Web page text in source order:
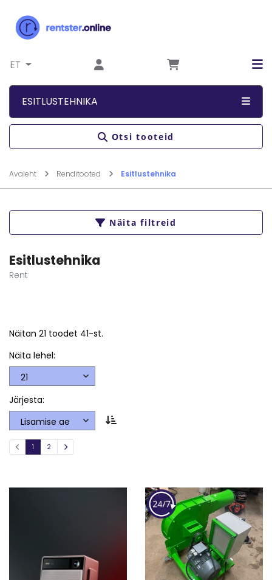
ET
ESITLUSTEHNIKA
Otsi tooteid
Avaleht Renditooted Esitlustehnika
Näita filtreid
Esitlustehnika
Rent
Näitan 21 toodet 41-st.
Näita lehel:
Järjesta:
1 2